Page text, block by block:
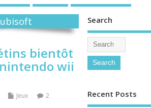
bientôt
wii
Jeux
2
Search
Recent Posts